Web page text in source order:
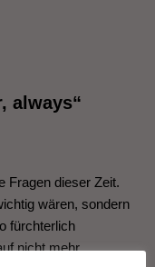
always“
Fragen dieser Zeit.
wären, sondern
fürchterlich
nicht mehr